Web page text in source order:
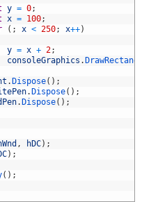
y = 0;
x = 100;
( ; x < 250; x++)
y = x + 2;
consoleGraphics . DrawRectangle
. Dispose( ) ;
. Dispose( ) ;
. Dispose( ) ;
, hDC) ;
) ;
( ) ;